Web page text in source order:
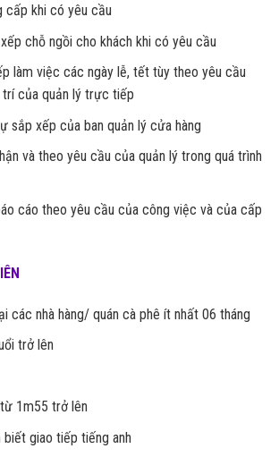
cấp khi có yêu cầu
chỗ ngồi cho khách khi có yêu cầu
làm việc các ngày lễ, tết tùy theo yêu cầu
của quản lý trực tiếp
sắp xếp của ban quản lý cửa hàng
và theo yêu cầu của quản lý trong quá trình
cáo theo yêu cầu của công việc và của cấp
các nhà hàng/ quán cà phê ít nhất 06 tháng
trở lên
từ 1m55 trở lên
biết giao tiếp tiếng anh